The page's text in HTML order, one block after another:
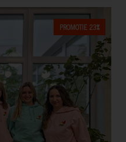
PROMOTIE 23%